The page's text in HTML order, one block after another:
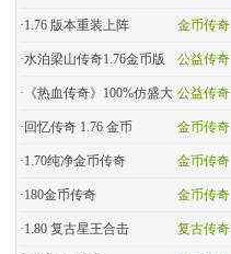
金币传奇
·1.76 版本重装上阵
公益传奇
·水泊梁山传奇1.76金币版
公益传奇
· 《热血传奇》100%仿盛大
金币传奇
· 回忆传奇 1.76 金币
金币传奇
·1.70纯净金币传奇
金币传奇
·180金币传奇
复古传奇
·1.80 复古星王合击